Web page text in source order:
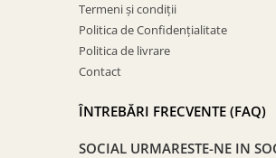
Termeni și condiții
Politica de Confidențialitate
Politica de livrare
Contact
ÎNTREBĂRI FRECVENTE (FAQ)
SOCIAL URMARESTE-NE IN